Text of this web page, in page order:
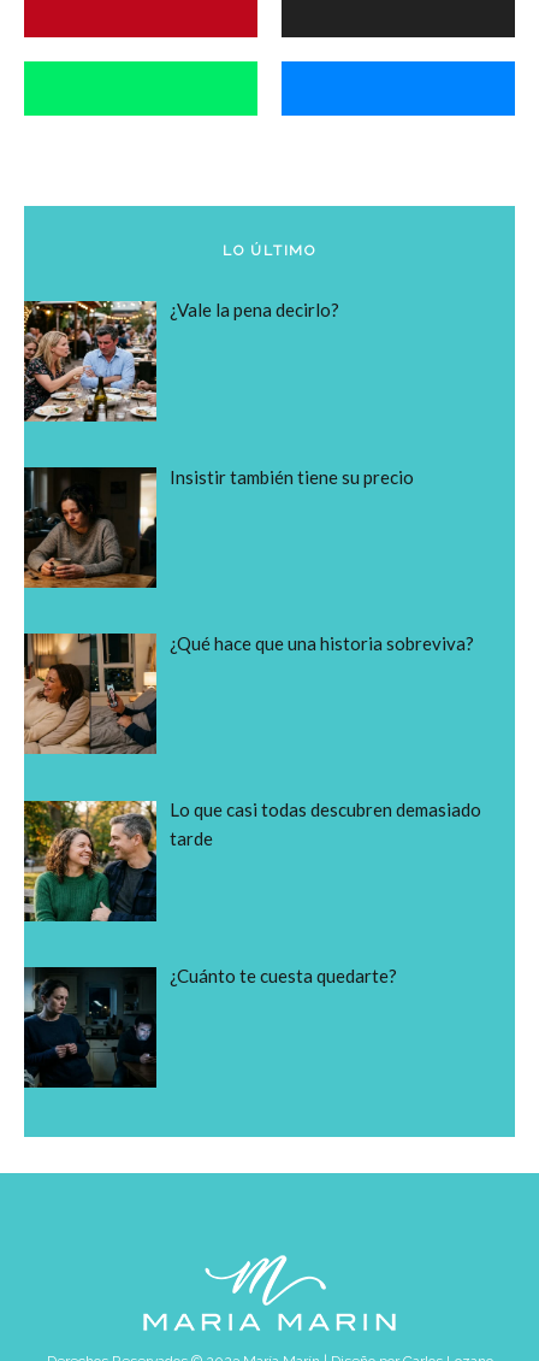
LO ÚLTIMO
¿Vale la pena decirlo?
Insistir también tiene su precio
¿Qué hace que una historia sobreviva?
Lo que casi todas descubren demasiado
tarde
¿Cuánto te cuesta quedarte?